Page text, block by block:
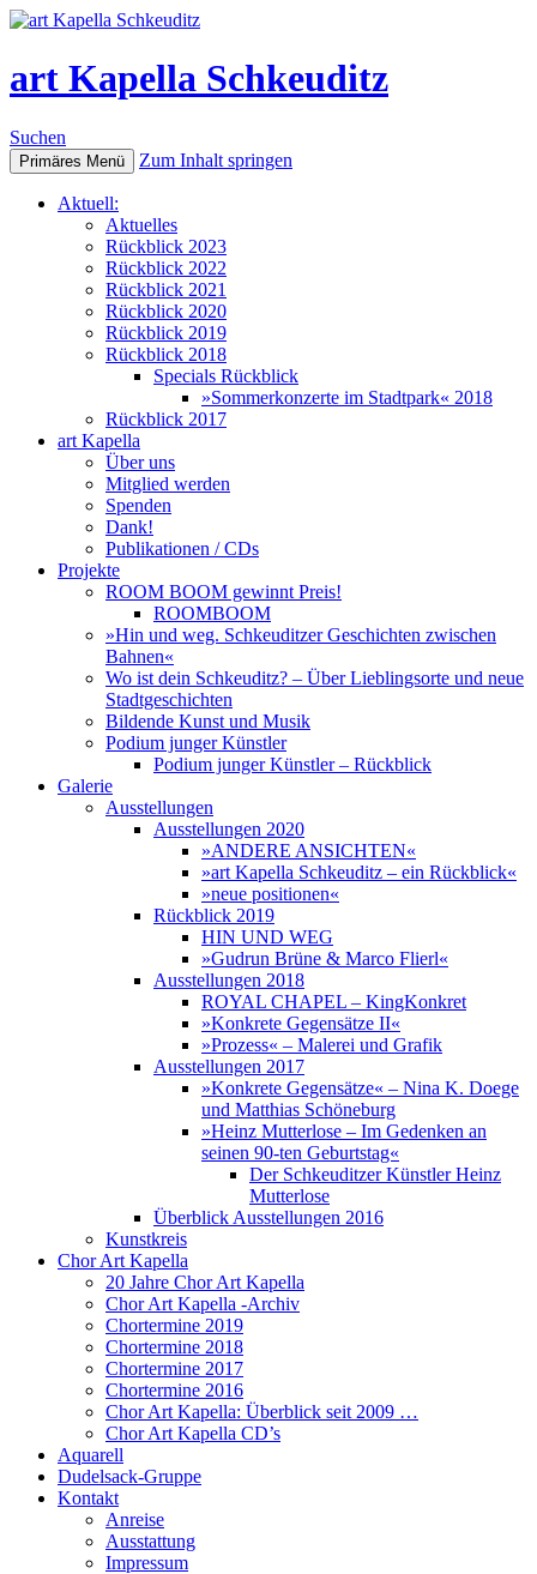
art Kapella Schkeuditz
Suchen
Primäres Menü Zum Inhalt springen
Aktuell:
Aktuelles
Rückblick 2023
Rückblick 2022
Rückblick 2021
Rückblick 2020
Rückblick 2019
Rückblick 2018
Specials Rückblick
»Sommerkonzerte im Stadtpark« 2018
Rückblick 2017
art Kapella
Über uns
Mitglied werden
Spenden
Dank!
Publikationen / CDs
Projekte
ROOM BOOM gewinnt Preis!
ROOMBOOM
»Hin und weg. Schkeuditzer Geschichten zwischen
Bahnen«
Wo ist dein Schkeuditz? – Über Lieblingsorte und neue
Stadtgeschichten
Bildende Kunst und Musik
Podium junger Künstler
Podium junger Künstler – Rückblick
Galerie
Ausstellungen
Ausstellungen 2020
»ANDERE ANSICHTEN«
»art Kapella Schkeuditz – ein Rückblick«
»neue positionen«
Rückblick 2019
HIN UND WEG
»Gudrun Brüne & Marco Flierl«
Ausstellungen 2018
ROYAL CHAPEL – KingKonkret
»Konkrete Gegensätze II«
»Prozess« – Malerei und Grafik
Ausstellungen 2017
»Konkrete Gegensätze« – Nina K. Doege
und Matthias Schöneburg
»Heinz Mutterlose – Im Gedenken an
seinen 90-ten Geburtstag«
Der Schkeuditzer Künstler Heinz
Mutterlose
Überblick Ausstellungen 2016
Kunstkreis
Chor Art Kapella
20 Jahre Chor Art Kapella
Chor Art Kapella -Archiv
Chortermine 2019
Chortermine 2018
Chortermine 2017
Chortermine 2016
Chor Art Kapella: Überblick seit 2009 …
Chor Art Kapella CD’s
Aquarell
Dudelsack-Gruppe
Kontakt
Anreise
Ausstattung
Impressum